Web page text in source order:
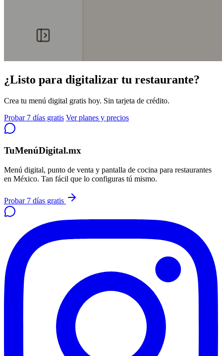
¿Listo para digitalizar tu restaurante?
Crea tu menú digital gratis hoy. Sin tarjeta de crédito.
Probar 7 días gratis Ver planes y precios
TuMenúDigital.mx
Menú digital, punto de venta y pantalla de cocina para restaurantes
en México. Tan fácil que lo configuras tú mismo.
Probar 7 días gratis